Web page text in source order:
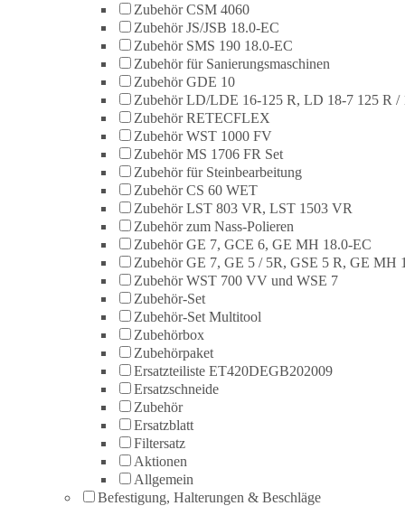
Zubehör CSM 4060
Zubehör JS/JSB 18.0-EC
Zubehör SMS 190 18.0-EC
Zubehör für Sanierungsmaschinen
Zubehör GDE 10
Zubehör LD/LDE 16-125 R, LD 18-7 125 R /
Zubehör RETECFLEX
Zubehör WST 1000 FV
Zubehör MS 1706 FR Set
Zubehör für Steinbearbeitung
Zubehör CS 60 WET
Zubehör LST 803 VR, LST 1503 VR
Zubehör zum Nass-Polieren
Zubehör GE 7, GCE 6, GE MH 18.0-EC
Zubehör GE 7, GE 5 / 5R, GSE 5 R, GE MH
Zubehör WST 700 VV und WSE 7
Zubehör-Set
Zubehör-Set Multitool
Zubehörbox
Zubehörpaket
Ersatzteiliste ET420DEGB202009
Ersatzschneide
Zubehör
Ersatzblatt
Filtersatz
Aktionen
Allgemein
Befestigung, Halterungen & Beschläge